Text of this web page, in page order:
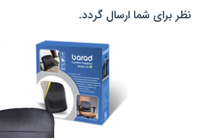
نظر برای شما ارسال گردد.